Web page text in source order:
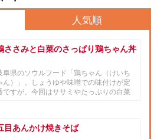
人気順
ささみと白菜のさっぱり鶏ちゃん丼
阜県のソウルフード「鶏ちゃん（けいち
ん）」。しょうゆや味噌での味付けが定
ですが、今回はササミやたっぷりの白菜
目あんかけ焼きそば